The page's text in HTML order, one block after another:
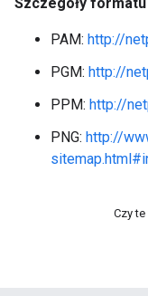
PAM: http://
PGM: http://
PPM: http://
PNG: http://
Czy